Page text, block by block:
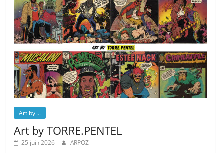
Art by ...
Art by TORRE.PENTEL
25 juin 2026 ARPOZ